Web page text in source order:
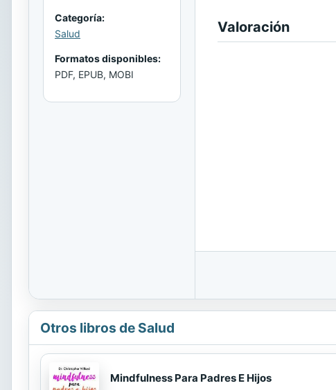
Categoría:
Salud
Formatos disponibles:
PDF, EPUB, MOBI
Valoración
Otros libros de Salud
Mindfulness Para Padres E Hijos